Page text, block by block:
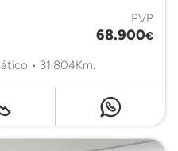
PVP
68.900€
• 31.804Km.